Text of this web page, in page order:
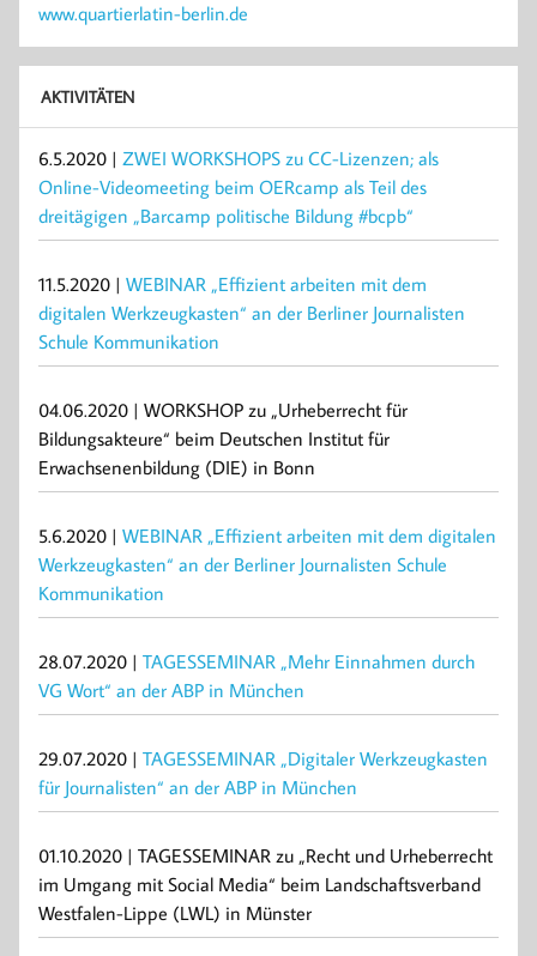
www.quartierlatin-berlin.de
AKTIVITÄTEN
6.5.2020 | ZWEI WORKSHOPS zu CC-Lizenzen; als
Online-Videomeeting beim OERcamp als Teil des
dreitägigen „Barcamp politische Bildung #bcpb“
11.5.2020 | WEBINAR „Effizient arbeiten mit dem
digitalen Werkzeugkasten“ an der Berliner Journalisten
Schule Kommunikation
04.06.2020 | WORKSHOP zu „Urheberrecht für
Bildungsakteure“ beim Deutschen Institut für
Erwachsenenbildung (DIE) in Bonn
5.6.2020 | WEBINAR „Effizient arbeiten mit dem digitalen
Werkzeugkasten“ an der Berliner Journalisten Schule
Kommunikation
28.07.2020 | TAGESSEMINAR „Mehr Einnahmen durch
VG Wort“ an der ABP in München
29.07.2020 | TAGESSEMINAR „Digitaler Werkzeugkasten
für Journalisten“ an der ABP in München
01.10.2020 | TAGESSEMINAR zu „Recht und Urheberrecht
im Umgang mit Social Media“ beim Landschaftsverband
Westfalen-Lippe (LWL) in Münster